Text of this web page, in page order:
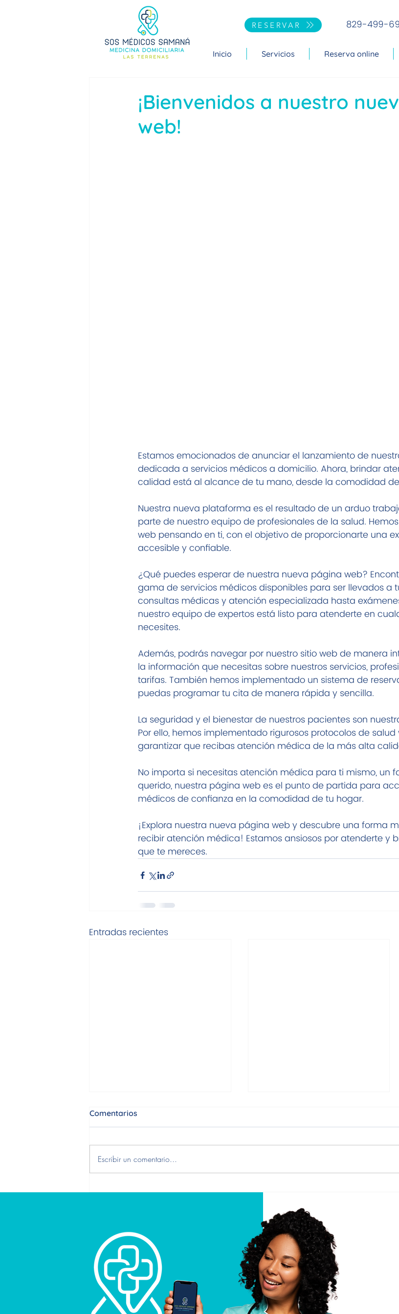
RESERVAR 829-499-
Inicio Servicios Reserva online
¡Bienvenidos a nuestro
web!
Estamos emocionados de anunciar el lanzamiento de
dedicada a servicios médicos a domicilio. Ahora, brindar
calidad está al alcance de tu mano, desde la comodidad
Nuestra nueva plataforma es el resultado de un arduo
parte de nuestro equipo de profesionales de la salud.
web pensando en ti, con el objetivo de proporcionarte una
accesible y confiable.
¿Qué puedes esperar de nuestra nueva página web?
gama de servicios médicos disponibles para ser llevados a
consultas médicas y atención especializada hasta
nuestro equipo de expertos está listo para atenderte en
necesites.
Además, podrás navegar por nuestro sitio web de manera
la información que necesitas sobre nuestros servicios,
tarifas. También hemos implementado un sistema de
puedas programar tu cita de manera rápida y sencilla.
La seguridad y el bienestar de nuestros pacientes son
Por ello, hemos implementado rigurosos protocolos de
garantizar que recibas atención médica de la más alta
No importa si necesitas atención médica para ti mismo, un
querido, nuestra página web es el punto de partida para
médicos de confianza en la comodidad de tu hogar.
¡Explora nuestra nueva página web y descubre una forma
recibir atención médica! Estamos ansiosos por atenderte y
que te mereces.
Entradas recientes
DENGUE
domicilio!
Comentarios
Escribir un comentario...